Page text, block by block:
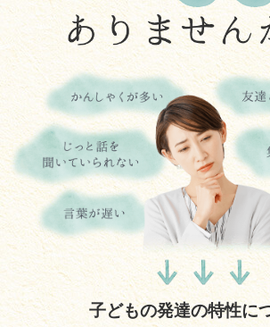
子どもの発達の特性に